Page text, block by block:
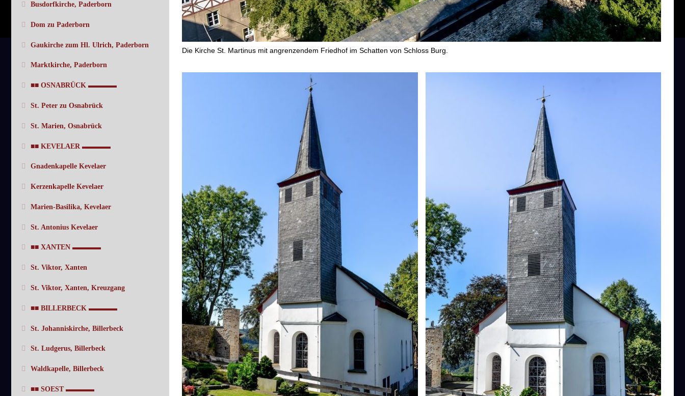
Busdorfkirche, Paderborn
Dom zu Paderborn
Gaukirche zum Hl. Ulrich, Paderborn
Marktkirche, Paderborn
■■ OSNABRÜCK ▬▬▬▬
St. Peter zu Osnabrück
St. Marien, Osnabrück
■■ KEVELAER ▬▬▬▬
Gnadenkapelle Kevelaer
Kerzenkapelle Kevelaer
Marien-Basilika, Kevelaer
St. Antonius Kevelaer
■■ XANTEN ▬▬▬▬
St. Viktor, Xanten
St. Viktor, Xanten, Kreuzgang
■■ BILLERBECK ▬▬▬▬
St. Johanniskirche, Billerbeck
St. Ludgerus, Billerbeck
Waldkapelle, Billerbeck
■■ SOEST ▬▬▬▬
Die Kirche St. Martinus mit angrenzendem Friedhof im Schatten von Schloss Burg.